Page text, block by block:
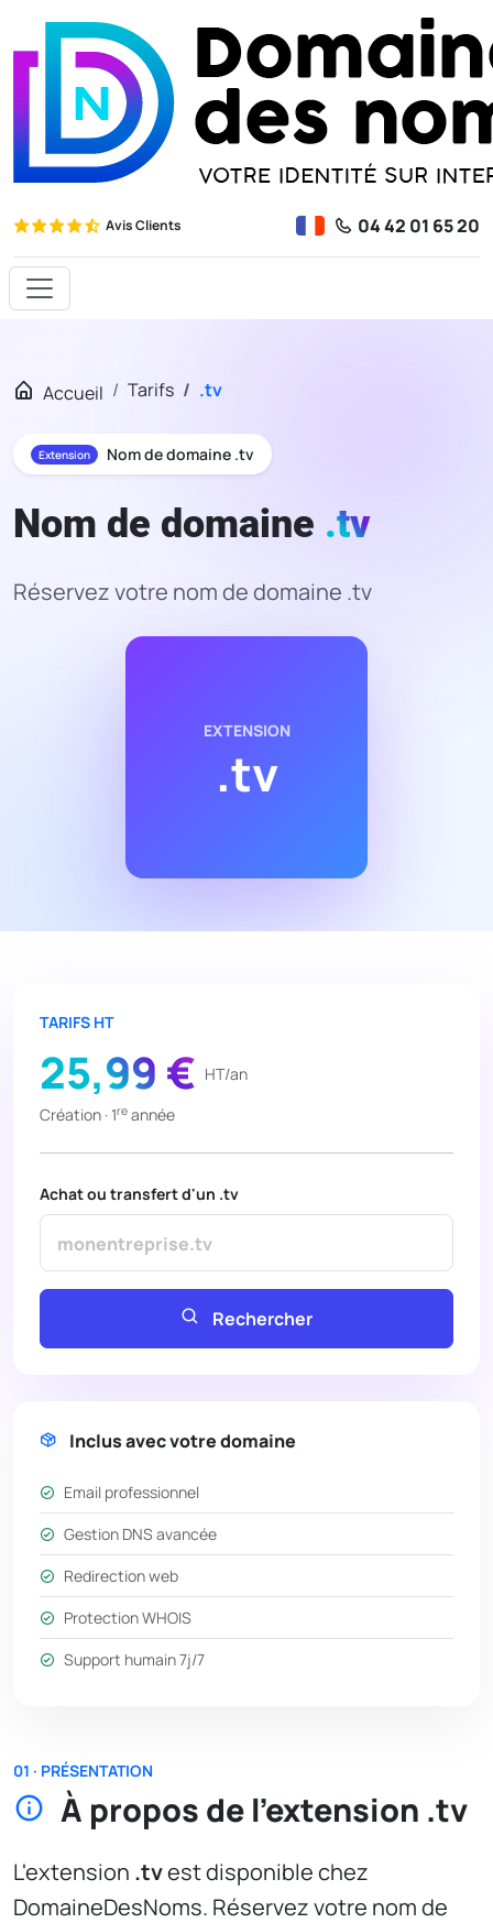
Avis Clients 04 42 01 65 20
Accueil Tarifs .tv
Extension Nom de domaine .tv
Nom de domaine .tv
Réservez votre nom de domaine .tv
EXTENSION
.tv
TARIFS HT
25,99 € HT/an
Création · 1re année
Achat ou transfert d'un .tv
Rechercher
Inclus avec votre domaine
Email professionnel
Gestion DNS avancée
Redirection web
Protection WHOIS
Support humain 7j/7
01 · PRÉSENTATION
À propos de l'extension .tv
L'extension .tvest disponible chez
DomaineDesNoms. Réservez votre nom de